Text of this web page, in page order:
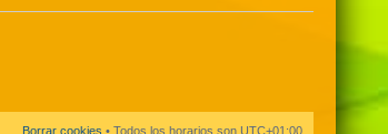
Borrar cookies • Todos los horarios son UTC+01:00